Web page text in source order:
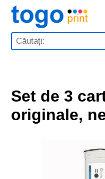
Set de 3
originale,